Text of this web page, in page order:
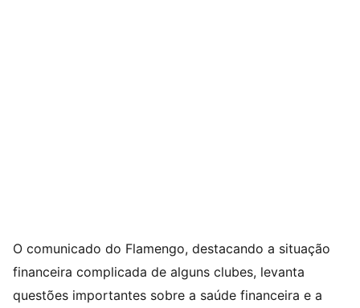
O comunicado do Flamengo, destacando a situação
financeira complicada de alguns clubes, levanta
questões importantes sobre a saúde financeira e a